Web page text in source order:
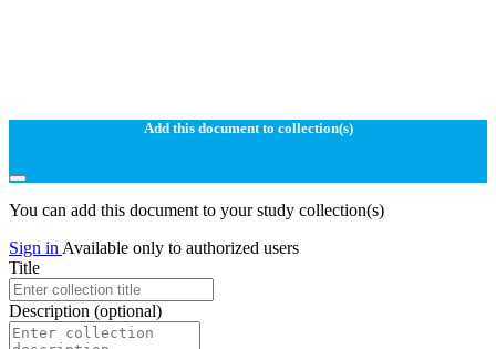
Add this document to collection(s)
You can add this document to your study collection(s)
Sign in Available only to authorized users
Title
Description (optional)